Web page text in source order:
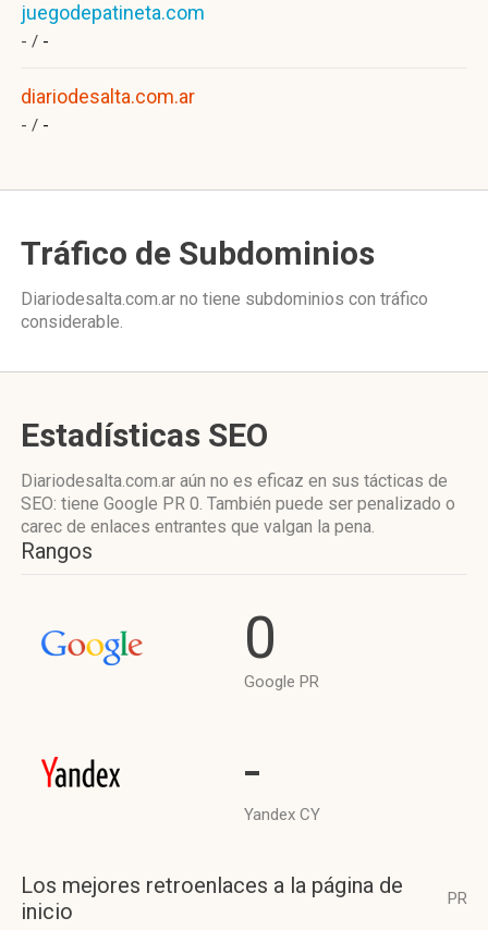
juegodepatineta.com
- / -
diariodesalta.com.ar
- / -
Tráfico de Subdominios
Diariodesalta.com.ar no tiene subdominios con tráfico
considerable.
Estadísticas SEO
Diariodesalta.com.ar aún no es eficaz en sus tácticas de
SEO: tiene Google PR 0. También puede ser penalizado o
carec de enlaces entrantes que valgan la pena.
Rangos
0
Google PR
-
Yandex CY
Los mejores retroenlaces a la página de
inicio
PR